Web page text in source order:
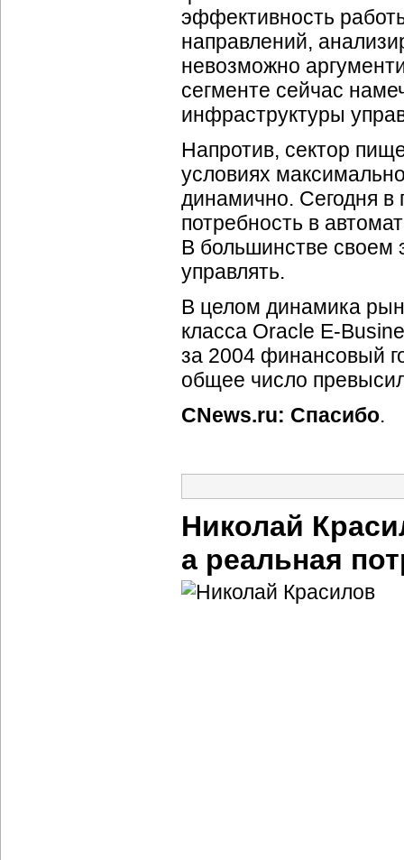
эффективность
направлений,
невозможно
сегменте сейчас
инфраструктуры
Напротив, сектор
условиях
динамично. Сегодня
потребность в
В большинстве своем
управлять.
В целом динамика
класса Oracle E-
за 2004 финансовый
общее число
CNews.ru: Спасибо.
Николай
а реальная